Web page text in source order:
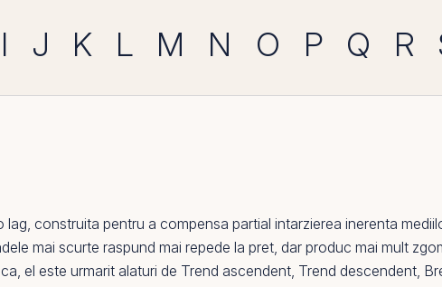
I J K L M N O P Q R
lag, construita pentru a compensa partial intarzierea inerenta
mai scurte raspund mai repede la pret, dar produc mai mult
el este urmarit alaturi de Trend ascendent, Trend descendent,